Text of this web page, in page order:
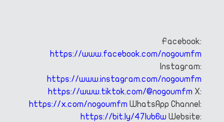
Facebook:
https://www.facebook.com/nogoumfm
Instagram:
https://www.instagram.com/nogoumfm
https://www.tiktok.com/@nogoumfm X:
https://x.com/nogoumfm WhatsApp Channel:
https://bit.ly/47Iub6w Website: